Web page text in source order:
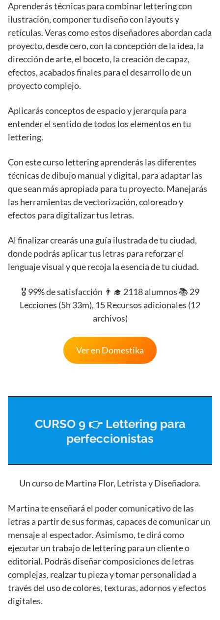
Aprenderás técnicas para combinar lettering con
ilustración, componer tu diseño con layouts y
retículas. Veras como estos diseñadores abordan cada
proyecto, desde cero, con la concepción de la idea, la
dirección de arte, el boceto, la creación de capaz,
efectos, acabados finales para el desarrollo de un
proyecto complejo.
Aplicarás conceptos de espacio y jerarquía para
entender el sentido de todos los elementos en tu
lettering.
Con este curso lettering aprenderás las diferentes
técnicas de dibujo manual y digital, para adaptar las
que sean más apropiada para tu proyecto. Manejarás
las herramientas de vectorización, coloreado y
efectos para digitalizar tus letras.
Al finalizar crearás una guía ilustrada de tu ciudad,
donde podrás aplicar tus letras para reforzar el
lenguaje visual y que recoja la esencia de tu ciudad.
🎖️ 99% de satisfacción 👨‍🎓 2118 alumnos 📚 29
Lecciones (5h 33m), 15 Recursos adicionales (12
archivos)
Ver en Domestika
CURSO 9 👉 Lettering para
perfeccionistas
Un curso de Martina Flor, Letrista y Diseñadora.
Martina te enseñará el poder comunicativo de las
letras a partir de sus formas, capaces de comunicar un
mensaje al espectador. Asimismo, te dirá como
ejecutar un trabajo de lettering para un cliente o
editorial. Podrás diseñar composiciones de letras
complejas, realzar tu pieza y tomar personalidad a
través del uso de colores, texturas, adornos y efectos
digitales.